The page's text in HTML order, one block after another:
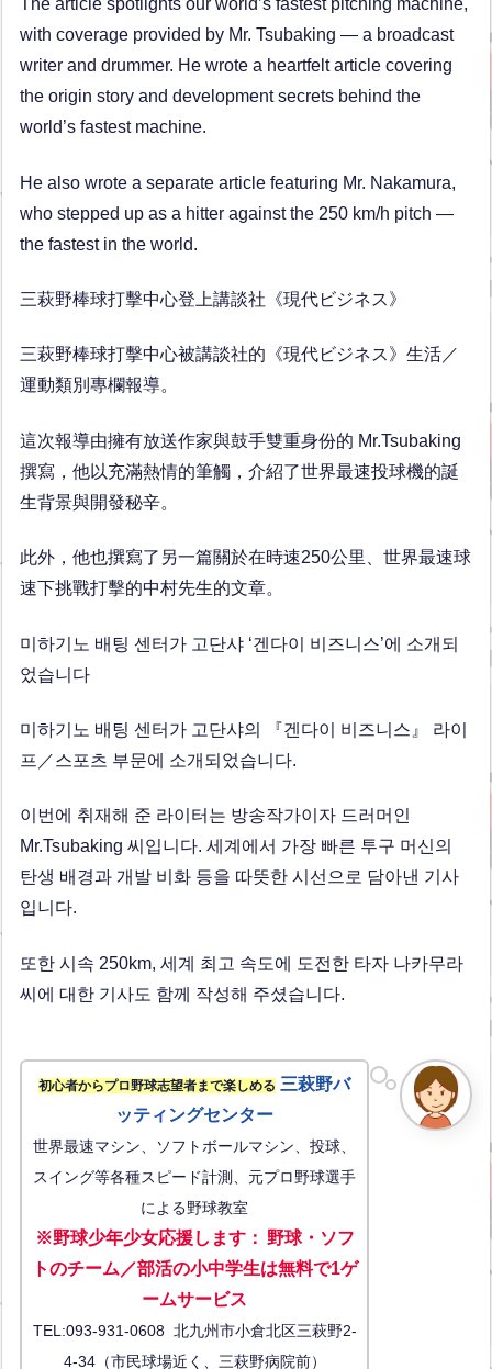
The article spotlights our world’s fastest pitching machine,
with coverage provided by Mr. Tsubaking — a broadcast
writer and drummer. He wrote a heartfelt article covering
the origin story and development secrets behind the
world’s fastest machine.
He also wrote a separate article featuring Mr. Nakamura,
who stepped up as a hitter against the 250 km/h pitch —
the fastest in the world.
三萩野棒球打擊中心登上講談社《現代ビジネス》
三萩野棒球打擊中心被講談社的《現代ビジネス》生活／
運動類別專欄報導。
這次報導由擁有放送作家與鼓手雙重身份的 Mr.Tsubaking
撰寫，他以充滿熱情的筆觸，介紹了世界最速投球機的誕
生背景與開發秘辛。
此外，他也撰寫了另一篇關於在時速250公里、世界最速球
速下挑戰打擊的中村先生的文章。
미하기노 배팅 센터가 고단샤 ‘겐다이 비즈니스’에 소개되
었습니다
미하기노 배팅 센터가 고단샤의 『겐다이 비즈니스』 라이
프／스포츠 부문에 소개되었습니다.
이번에 취재해 준 라이터는 방송작가이자 드러머인
Mr.Tsubaking 씨입니다. 세계에서 가장 빠른 투구 머신의
탄생 배경과 개발 비화 등을 따뜻한 시선으로 담아낸 기사
입니다.
또한 시속 250km, 세계 최고 속도에 도전한 타자 나카무라
씨에 대한 기사도 함께 작성해 주셨습니다.
初心者からプロ野球志望者まで楽しめる 三萩野バ
ッティングセンター
世界最速マシン、ソフトボールマシン、投球、
スイング等各種スピード計測、元プロ野球選手
による野球教室
※野球少年少女応援します： 野球・ソフ
トのチーム／部活の小中学生は無料で1ゲ
ームサービス
TEL:093-931-0608 北九州市小倉北区三萩野2-
4-34（市民球場近く、三萩野病院前）